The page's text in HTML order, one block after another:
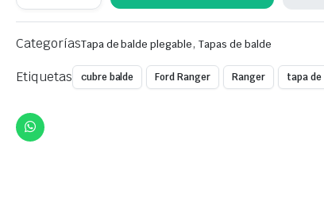
Rhino
|
Balde
Fold
para
CategoríasTapa de balde plegable, Tapas de balde
Etiquetas cubre balde Ford Ranger Ranger tapa de